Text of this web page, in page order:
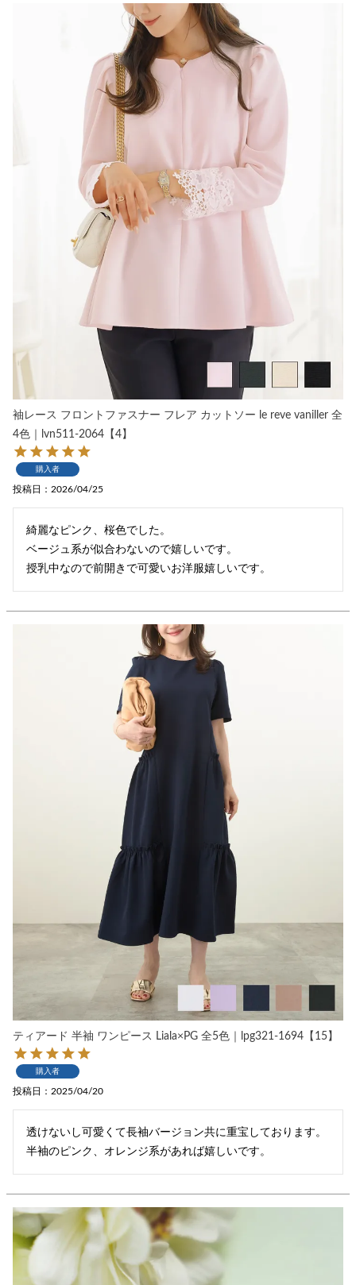
袖レース フロントファスナー フレア カットソー le reve vaniller 全
4色｜lvn511-2064【4】
購入者
投稿日 2026/04/25
綺麗なピンク、桜色でした。
ベージュ系が似合わないので嬉しいです。
授乳中なので前開きで可愛いお洋服嬉しいです。
ティアード 半袖 ワンピース Liala×PG 全5色｜lpg321-1694【15】
購入者
投稿日 2025/04/20
透けないし可愛くて長袖バージョン共に重宝しております。
半袖のピンク、オレンジ系があれば嬉しいです。